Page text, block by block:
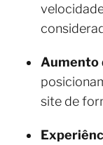
Aumento
site de